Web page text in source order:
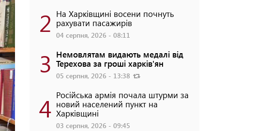
2 На Харківщині восени почнуть
рахувати пасажирів
04 серпня, 2026 - 08:11
3 Немовлятам видають медалі від
Терехова за гроші харків'ян
05 серпня, 2026 - 13:38
4 Російська армія почала штурми за
новий населений пункт на
Харківщині
03 серпня, 2026 - 09:45